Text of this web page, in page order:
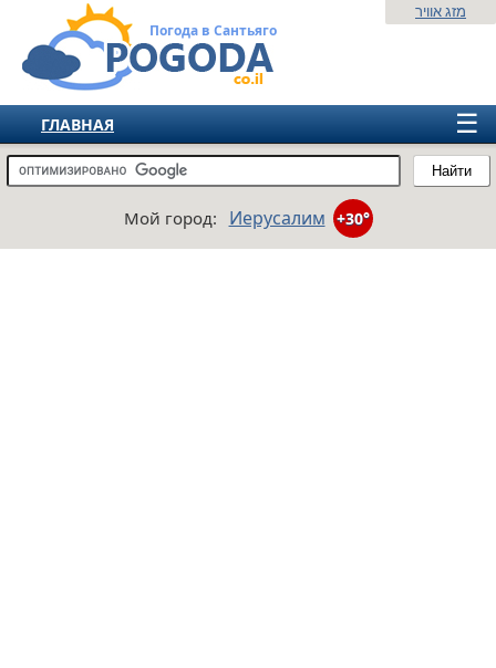
Погода в Сантьяго
Найти
מזג אוויר
☰
ГЛАВНАЯ
ИЗРАИЛЬ
ЕВРОПА
Мой город: Иерусалим +30°